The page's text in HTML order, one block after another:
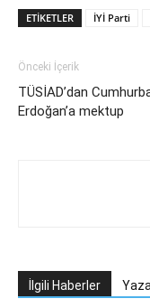
ETIKETLER İYİ Parti
Önceki İçerik
TÜSİAD’dan
Erdoğan’a mektup
İlgili Haberler